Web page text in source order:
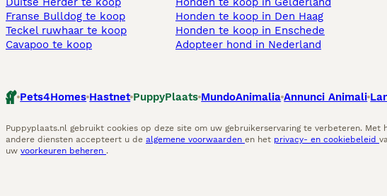
Franse Bulldog te koop
Teckel ruwhaar te koop
Cavapoo te koop
Honden te koop in Den Haag
Honden te koop in Enschede
Adopteer hond in Nederland
Pets4Homes Hastnet PuppyPlaats MundoAnimalia Annunci Animali
Puppyplaats.nl gebruikt cookies op deze site om uw gebruikerservaring te verbeteren. Met
andere diensten accepteert u de algemene voorwaarden en het privacy- en cookiebeleid
uw voorkeuren beheren .